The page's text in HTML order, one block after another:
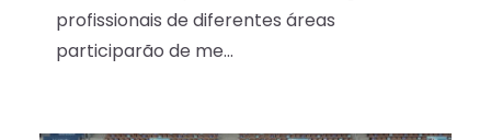
profissionais de diferentes áreas
participarão de me...